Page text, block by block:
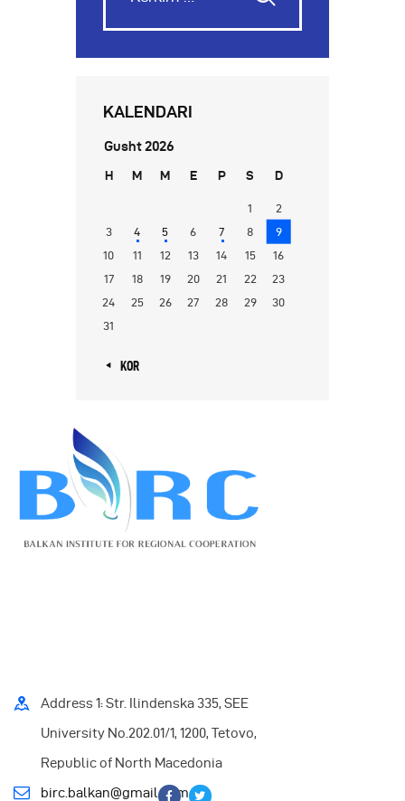
KALENDARI
Gusht 2026
H M M E P S D
1
2
3
4 5 6 7 8
9
10
11 12 13 14 15
16
17
18 19 20 21 22
23
24
25 26 27 28 29
30
31
« KOR
Address 1: Str. Ilindenska 335, SEE
University No.202.01/1, 1200, Tetovo,
Republic of North Macedonia
birc.balkan@gmail.com